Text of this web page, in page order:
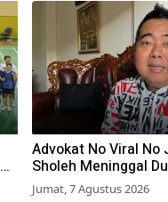
Advokat No Viral No
Sholeh Meninggal
Jumat, 7 Agustus 2026